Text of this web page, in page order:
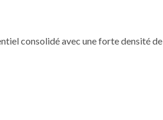
consolidé avec une forte densité de